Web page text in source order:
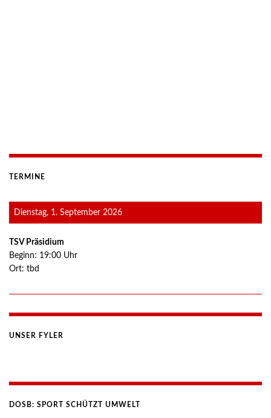
TERMINE
Dienstag, 1. September 2026
TSV Präsidium
Beginn: 19:00 Uhr
Ort: tbd
UNSER FYLER
DOSB: SPORT SCHÜTZT UMWELT